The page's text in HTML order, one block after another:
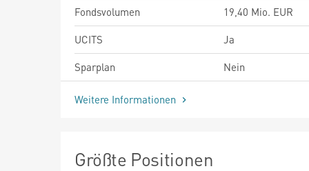
Fondsvolumen
19,40 Mio. EUR
UCITS
Ja
Sparplan
Nein
Weitere Informationen
Größte Positionen